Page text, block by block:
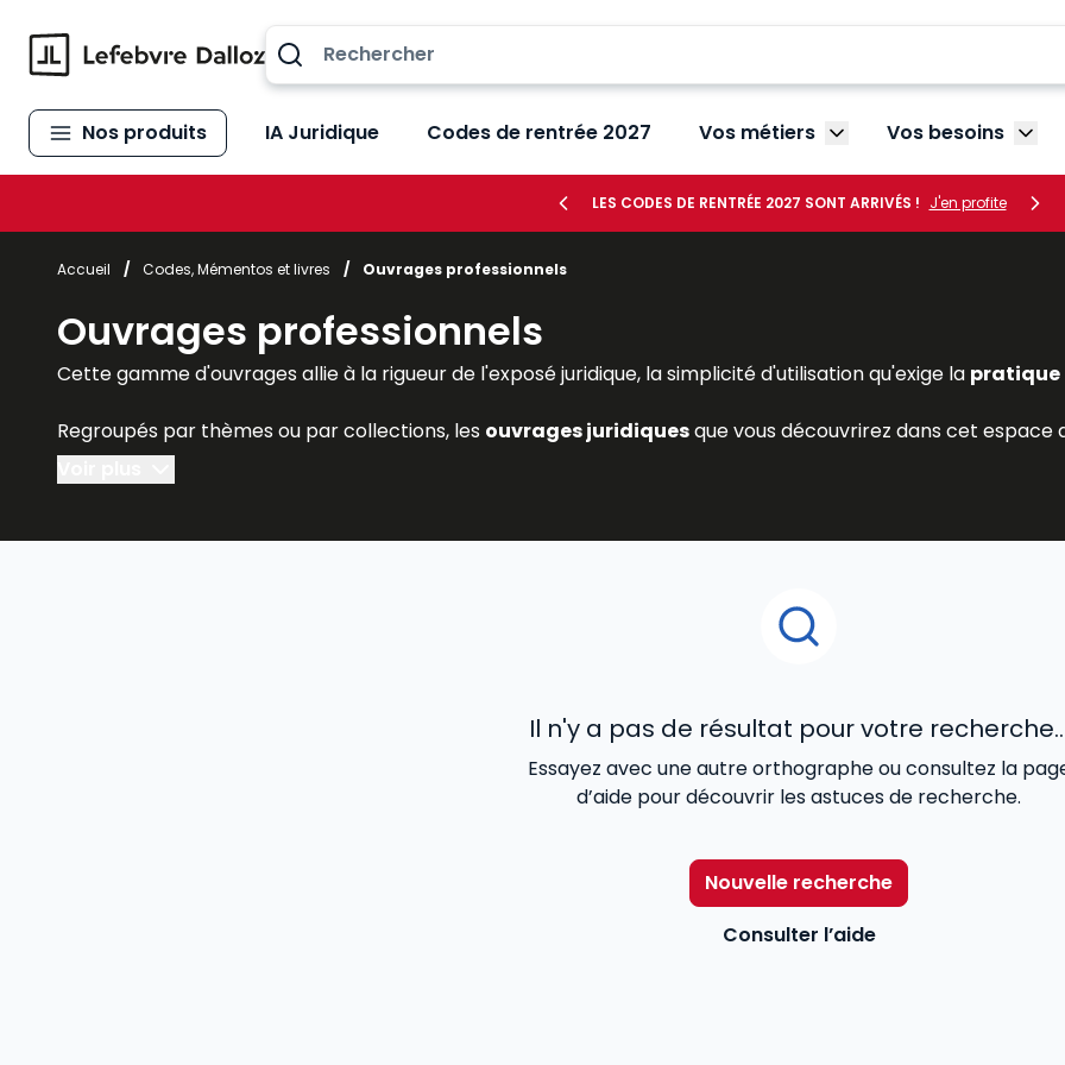
Nos produits IA Juridique Codes de rentrée 2027 Vos métiers Afficher le sous-menu
Vos besoins
LES CODES DE RENTRÉE 2027 SONT ARRIVÉS ! J'en profite
Accueil / Codes, Mémentos et livres / Ouvrages professionnels
Ouvrages professionnels
Cette gamme d'ouvrages allie à la rigueur de l'exposé juridique, la simplicité d'utilisation qu'exige la pratique
Regroupés par thèmes ou par collections, les ouvrages juridiquesque vous découvrirez dans cet
praticiens reconnus de la matière, et conçus pour répondre de façon cohérente à vos besoins
Il n'y a pas de résultat pour votre
Essayez avec une autre orthographe ou consultez la
d’aide pour découvrir les astuces de recherche.
Nouvelle recherche
Consulter l’aide